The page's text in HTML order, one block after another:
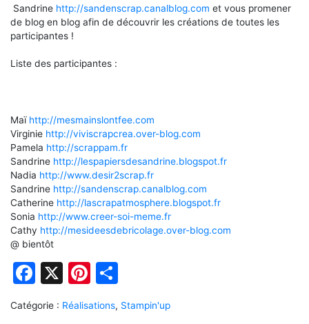
Sandrine http://sandenscrap.canalblog.com et vous promener
de blog en blog afin de découvrir les créations de toutes les
participantes !
Liste des participantes :
Maï http://mesmainslontfee.com
Virginie http://viviscrapcrea.over-blog.com
Pamela http://scrappam.fr
Sandrine http://lespapiersdesandrine.blogspot.fr
Nadia http://www.desir2scrap.fr
Sandrine http://sandenscrap.canalblog.com
Catherine http://lascrapatmosphere.blogspot.fr
Sonia http://www.creer-soi-meme.fr
Cathy http://mesideesdebricolage.over-blog.com
@ bientôt
Facebook
X Pinterest
Catégorie : Réalisations, Stampin'up